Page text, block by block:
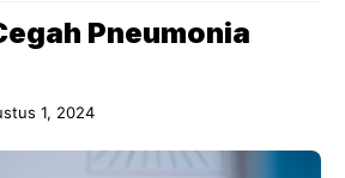
Pneumonia
1, 2024